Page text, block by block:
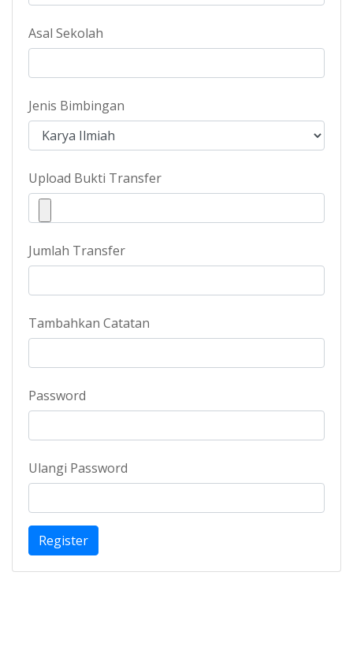
Asal Sekolah
Jenis Bimbingan
Upload Bukti Transfer
Jumlah Transfer
Tambahkan Catatan
Password
Ulangi Password
Register